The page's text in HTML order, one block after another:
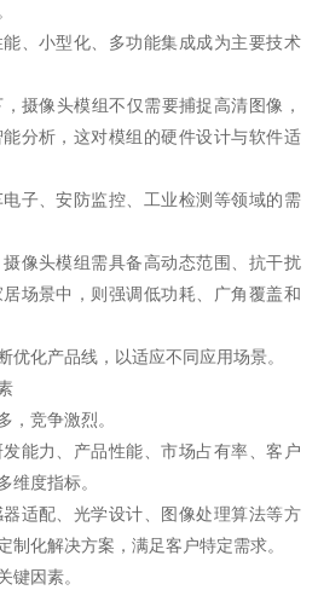
、小型化、多功能集成成为主要技术
摄像头模组不仅需要捕捉高清图像，
分析，这对模组的硬件设计与软件适
子、安防监控、工业检测等领域的需
像头模组需具备高动态范围、抗干扰
场景中，则强调低功耗、广角覆盖和
优化产品线，以适应不同应用场景。
，竞争激烈。
能力、产品性能、市场占有率、客户
维度指标。
适配、光学设计、图像处理算法等方
制化解决方案，满足客户特定需求。
键因素。